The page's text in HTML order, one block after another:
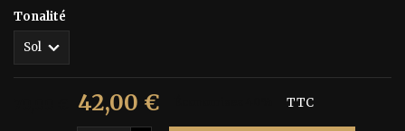
Tonalité
42,00 € TTC